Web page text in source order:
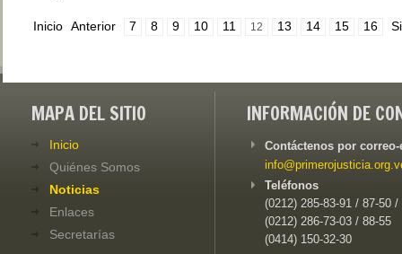
Inicio Anterior 7 8 9 10 11 12 13 14 15 16
MAPA DEL SITIO
Inicio
Quiénes Somos
Noticias
Enlaces
Secretarías
INFORMACIÓN DE
Contáctenos por
Teléfonos
(0212) 285-83-91 / 87-50 /
(0212) 286-73-03 / 88-55
(0414) 150-32-30